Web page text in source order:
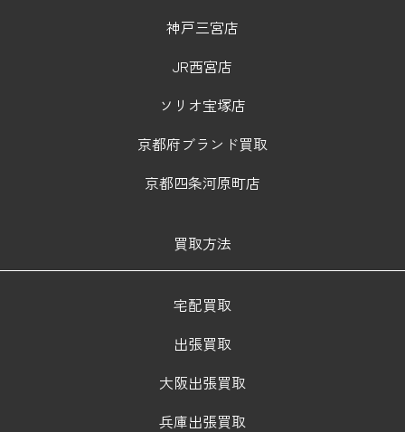
神戸三宮店
JR西宮店
ソリオ宝塚店
京都府ブランド買取
京都四条河原町店
買取方法
宅配買取
出張買取
大阪出張買取
兵庫出張買取